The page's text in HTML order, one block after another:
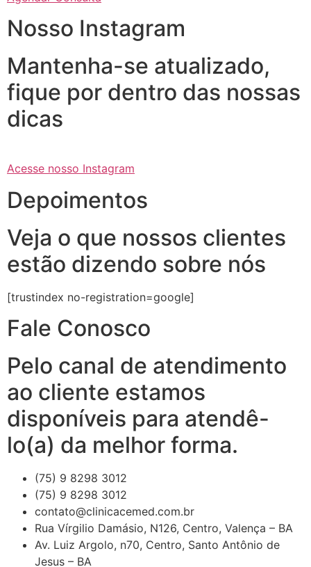
Nosso Instagram
Mantenha-se atualizado,
fique por dentro das nossas
dicas
Acesse nosso Instagram
Depoimentos
Veja o que nossos clientes
estão dizendo sobre nós
[trustindex no-registration=google]
Fale Conosco
Pelo canal de atendimento
ao cliente estamos
disponíveis para atendê-
lo(a) da melhor forma.
(75) 9 8298 3012
(75) 9 8298 3012
contato@clinicacemed.com.br
Rua Vírgilio Damásio, N126, Centro, Valença – BA
Av. Luiz Argolo, n70, Centro, Santo Antônio de
Jesus – BA